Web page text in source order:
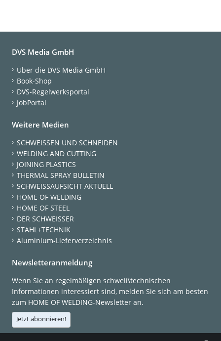
DVS Media GmbH
Über die DVS Media GmbH
Book-Shop
DVS-Regelwerksportal
JobPortal
Weitere Medien
SCHWEISSEN UND SCHNEIDEN
WELDING AND CUTTING
JOINING PLASTICS
THERMAL SPRAY BULLETIN
SCHWEISSAUFSICHT AKTUELL
HOME OF WELDING
HOME OF STEEL
DER SCHWEISSER
STAHL+TECHNIK
Aluminium-Lieferverzeichnis
Newsletteranmeldung
Wenn Sie an regelmäßigen schweißtechnischen
Informationen interessiert sind, melden Sie sich am besten
zum HOME OF WELDING-Newsletter an.
Jetzt abonnieren!